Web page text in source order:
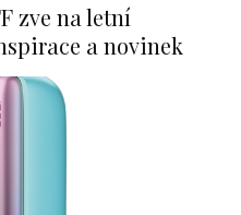
zve na letní
a novinek